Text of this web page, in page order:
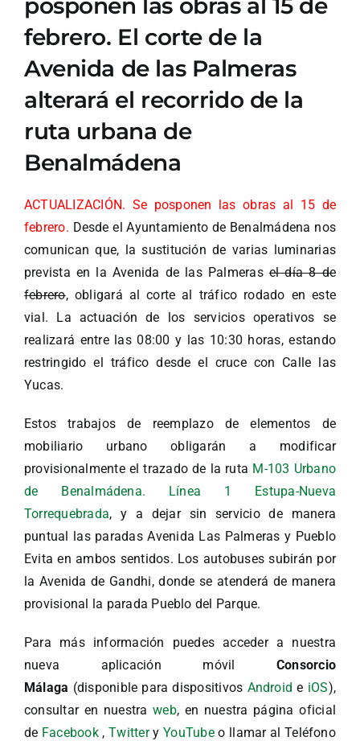
posponen las obras al 15 de
febrero. El corte de la
Avenida de las Palmeras
alterará el recorrido de la
ruta urbana de
Benalmádena
ACTUALIZACIÓN. Se posponen las obras al 15 de
febrero. Desde el Ayuntamiento de Benalmádena nos
comunican que, la sustitución de varias luminarias
prevista en la Avenida de las Palmeras el día 8 de
febrero, obligará al corte al tráfico rodado en este
vial. La actuación de los servicios operativos se
realizará entre las 08:00 y las 10:30 horas, estando
restringido el tráfico desde el cruce con Calle las
Yucas.
Estos trabajos de reemplazo de elementos de
mobiliario urbano obligarán a modificar
provisionalmente el trazado de la ruta M-103 Urbano
de Benalmádena. Línea 1 Estupa-Nueva
Torrequebrada, y a dejar sin servicio de manera
puntual las paradas Avenida Las Palmeras y Pueblo
Evita en ambos sentidos. Los autobuses subirán por
la Avenida de Gandhi, donde se atenderá de manera
provisional la parada Pueblo del Parque.
Para más información puedes acceder a nuestra
nueva aplicación móvil Consorcio
Málaga (disponible para dispositivos Android e iOS),
consultar en nuestraweb, en nuestra página oficial
de Facebook,TwitteryYouTubeo llamar al Teléfono